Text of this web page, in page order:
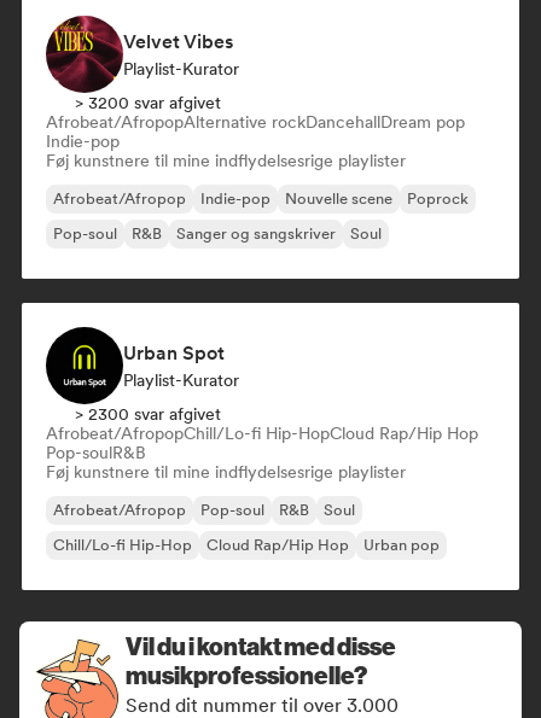
Velvet Vibes
Playlist-Kurator
> 3200 svar afgivet
Afrobeat/AfropopAlternative rockDancehallDream pop
Indie-pop
Føj kunstnere til mine indflydelsesrige playlister
Afrobeat/Afropop Indie-pop Nouvelle scene
Poprock
Pop-soul
R&B Sanger og sangskriver Soul
Urban Spot
Playlist-Kurator
> 2300 svar afgivet
Afrobeat/AfropopChill/Lo-fi Hip-HopCloud Rap/Hip Hop
Pop-soulR&B
Føj kunstnere til mine indflydelsesrige playlister
Afrobeat/Afropop Pop-soul R&B
Soul
Chill/Lo-fi Hip-Hop
Cloud Rap/Hip Hop Urban pop
Vil du i kontakt med disse
musikprofessionelle?
Send dit nummer til over 3.000